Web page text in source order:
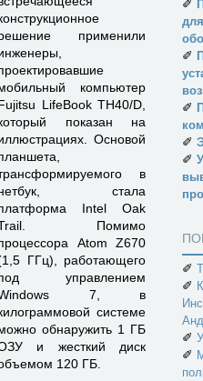
применили
компьютер
LifeBook TH40/D,
показан на
Основой
в
стала
Intel Oak
Помимо
Atom Z670
ГГц), работающего
управлением
7, в
системе
обнаружить 1 ГБ
и жесткий диск
120 ГБ.
✐
✐
✐
✐
✐
✐
✐
✐
✐